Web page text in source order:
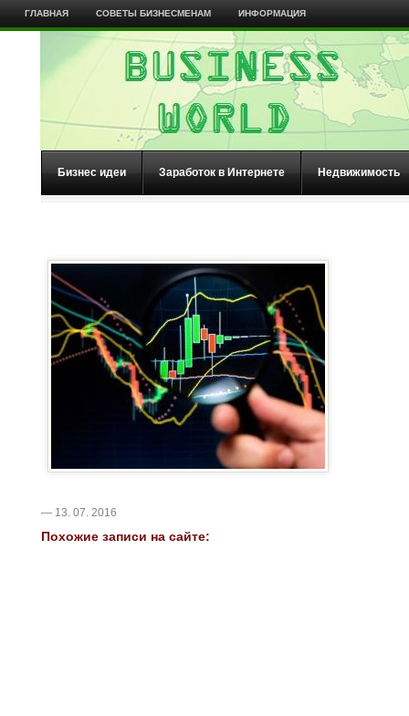
ГЛАВНАЯ СОВЕТЫ БИЗНЕСМЕНАМ ИНФОРМАЦИЯ
Бизнес идеи Заработок в Интернете Недвижимость
— 13. 07. 2016
Похожие записи на сайте: